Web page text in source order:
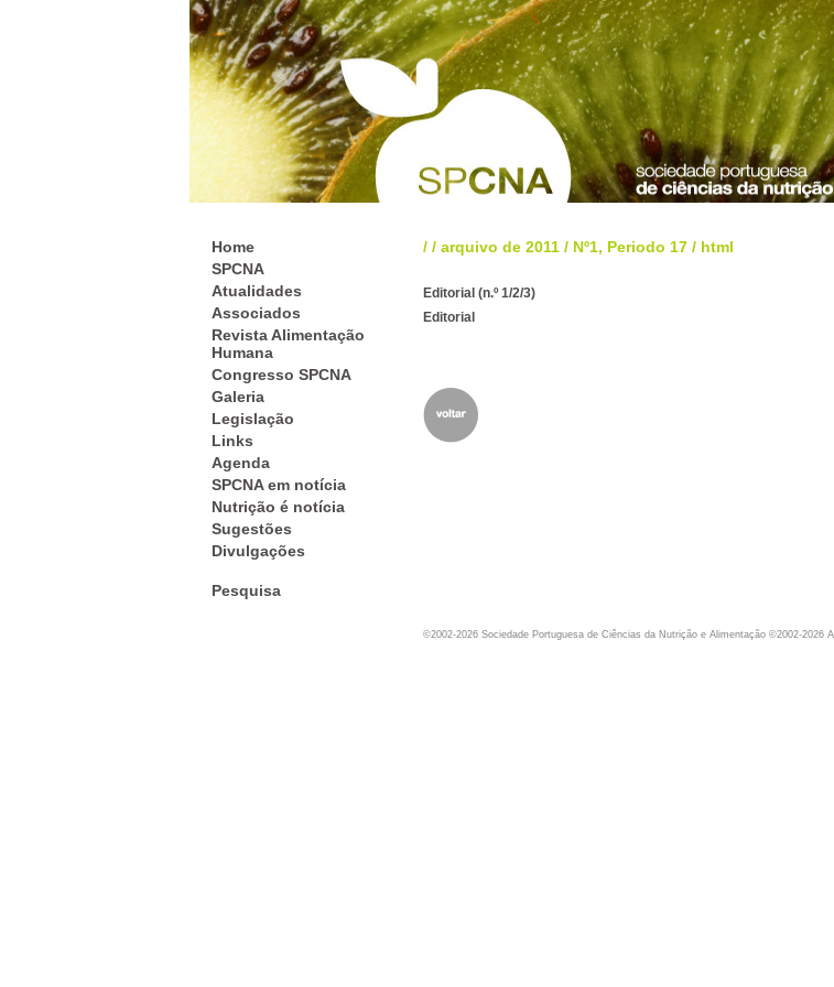
Home
SPCNA
Atualidades
Associados
Revista Alimentação
Humana
Congresso SPCNA
Galeria
Legislação
Links
Agenda
SPCNA em notícia
Nutrição é notícia
Sugestões
Divulgações
Pesquisa
/ / arquivo de 2011 / Nº1, Periodo 17 / html
Editorial (n.º 1/2/3)
Editorial
©2002-2026 Sociedade Portuguesa de Ciências da Nutrição e Alimentação ©2002-2026